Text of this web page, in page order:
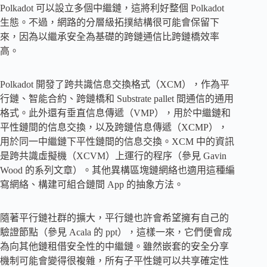
Polkadot 可以設立多個中繼鏈，這將利好整個 Polkadot
生態。不過，網路的分層級拓撲結構很可能會保留下
來，因為以繼承安全為基礎的跨鏈通信比跨鏈橋效率
高。
Polkadot 開發了跨共識信息交換格式（XCM），作為平
行鏈、智能合約、跨鏈橋和 Substrate pallet 間通信的通用
格式。此外還有垂直信息傳遞（VMP），用於中繼鏈和
平性鏈間的信息交換，以及跨鏈信息傳遞（XCMP），
用於同一中繼鏈下平性鏈間的信息交換。XCM 中的資訊
是跨共識虛擬機（XCVM）上運行的程序（參見 Gavin
Wood 的系列文章）。其他異構區塊鏈網絡也適用這種編
寫網絡、構建可組合鏈間 App 的抽象方法。
隨著平行鏈社群的擴大，平行鏈也許會希望擁有自己的
驗證節點（參見 Acala 的 ppt），這樣一來，它們便會成
為向其他鏈租借安全性的中繼鏈。雖然嵌套的安全分享
機制可能會變得很複雜，所有子平性鏈可以共享確定性